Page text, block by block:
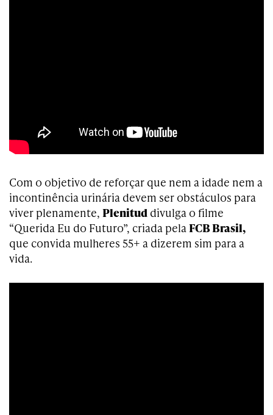
Com o objetivo de reforçar que nem a idade nem a
incontinência urinária devem ser obstáculos para
viver plenamente, Plenitud divulga o filme
“Querida Eu do Futuro”, criada pelaFCB Brasil,
que convida mulheres 55+ a dizerem sim para a
vida.